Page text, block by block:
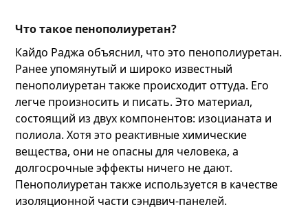
Что такое пенополиуретан?
Кайдо Раджа объяснил, что это пенополиуретан.
Ранее упомянутый и широко известный
пенополиуретан также происходит оттуда. Его
легче произносить и писать. Это материал,
состоящий из двух компонентов: изоцианата и
полиола. Хотя это реактивные химические
вещества, они не опасны для человека, а
долгосрочные эффекты ничего не дают.
Пенополиуретан также используется в качестве
изоляционной части сэндвич-панелей.